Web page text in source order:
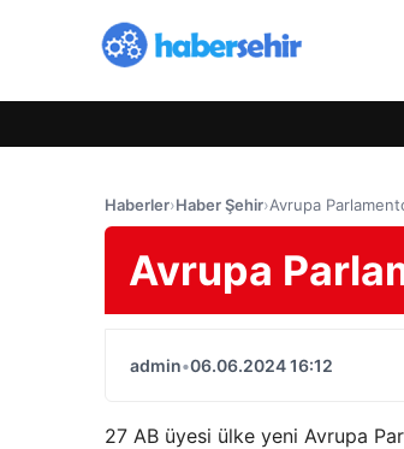
Haberler›Haber Şehir›Avrupa
Avrupa
admin•06.06.2024 16:12
27 AB üyesi ülke yeni Avrupa